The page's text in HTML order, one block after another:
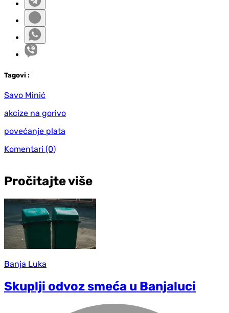
Tagovi :
Savo Minić
akcize na gorivo
povećanje plata
Komentari (0)
Pročitajte više
Banja Luka
Skuplji odvoz smeća u Banjaluci